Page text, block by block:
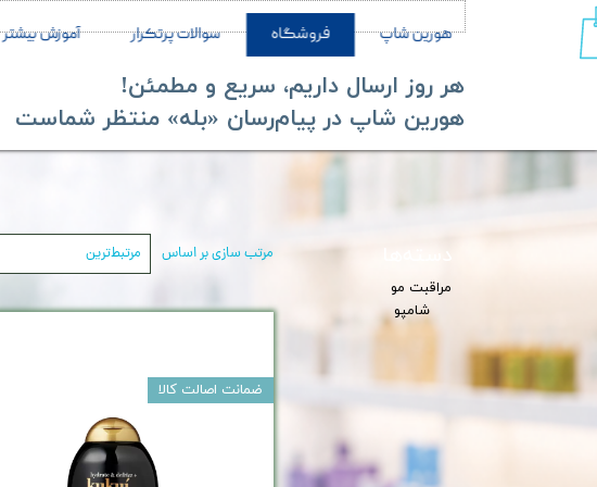
هورین شاپ فروشگاه سوالات پرتکرار آموزش بیشتر
هر روز ارسال داریم، سریع و مطمئن!
​​​​​​​هورین شاپ در پیام‌رسان «بله» منتظر شماست​​​​​​​
دسته‌ها
مراقبت مو
شامپو
مرتب سازی بر اساس مرتبط‌ترین
ضمانت اصالت کالا